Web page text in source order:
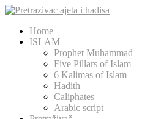
Home
ISLAM
Prophet Muhammad
Five Pillars of Islam
6 Kalimas of Islam
Hadith
Caliphates
Arabic script